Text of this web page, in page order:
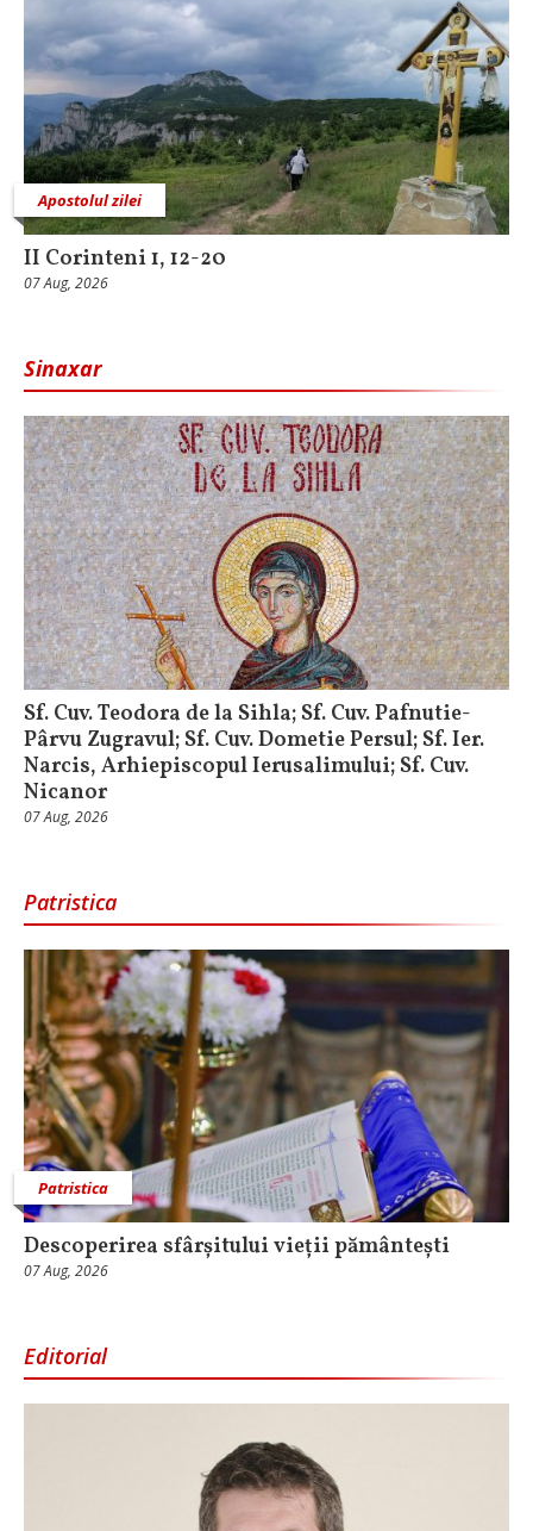
Apostolul zilei
II Corinteni 1, 12-20
07 Aug, 2026
Sinaxar
Sf. Cuv. Teodora de la Sihla; Sf. Cuv. Pafnutie-
Pârvu Zugravul; Sf. Cuv. Dometie Persul; Sf. Ier.
Narcis, Arhiepiscopul Ierusalimului; Sf. Cuv.
Nicanor
07 Aug, 2026
Patristica
Patristica
Descoperirea sfârșitului vieții pământești
07 Aug, 2026
Editorial